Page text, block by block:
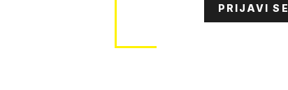
PRIJAVI SE